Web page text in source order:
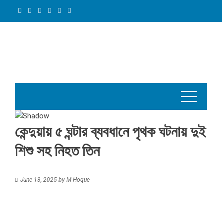
কেন্দুয়ায় ৫ ঘন্টার ব্যবধানে পৃথক ঘটনায় দুই
শিশু সহ নিহত তিন
June 13, 2025 by M Hoque